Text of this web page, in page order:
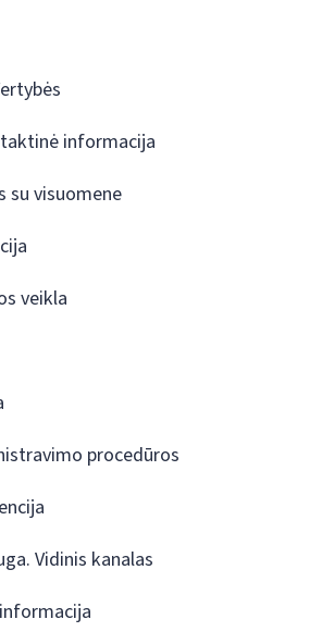
informacija
su visuomene
veikla
procedūros
Vidinis kanalas